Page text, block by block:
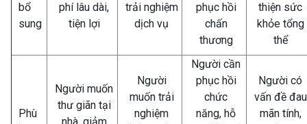
bổ
sung
phí lâu dài,
tiện lợi
trải nghiệm
dịch vụ
phục hồi
chấn
thương
thiện sức
khỏe tổng
thể
Phù
Người muốn
thư giãn tại
Người
muốn trải
nghiệm
Người cần
phục hồi
chức
năng, hỗ
Người có
vấn đề đau
mãn tính,